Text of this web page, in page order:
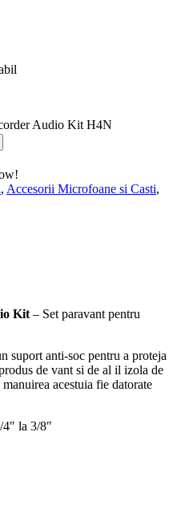
Audio Kit H4N
, Accesorii Microfoane si Casti,
Kit– Set paravant pentru
suport anti-soc pentru a proteja
de vant si de al il izola de
acestuia fie datorate
la 3/8″